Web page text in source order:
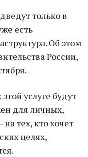
только в
есть
Об этом
России,
услуге будут
для личных,
тех, кто хочет
целях,